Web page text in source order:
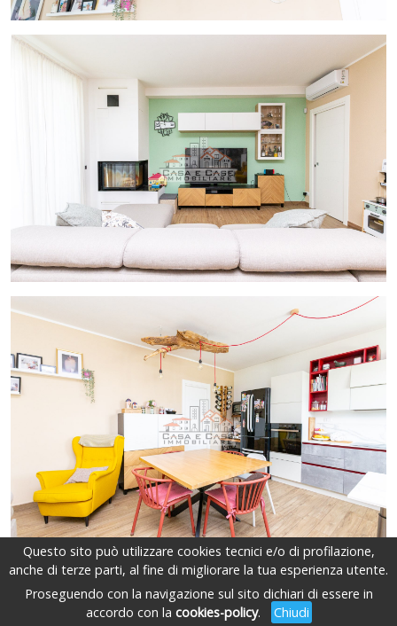
Questo sito può utilizzare cookies tecnici e/o di profilazione,
anche di terze parti, al fine di migliorare la tua esperienza utente.
Proseguendo con la navigazione sul sito dichiari di essere in
accordo con la cookies-policy. Chiudi